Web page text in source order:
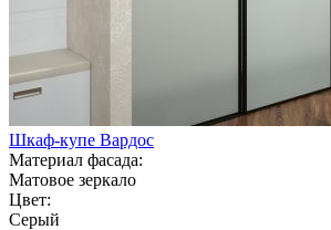
Шкаф-купе Вардос
Материал фасада:
Матовое зеркало
Цвет:
Серый